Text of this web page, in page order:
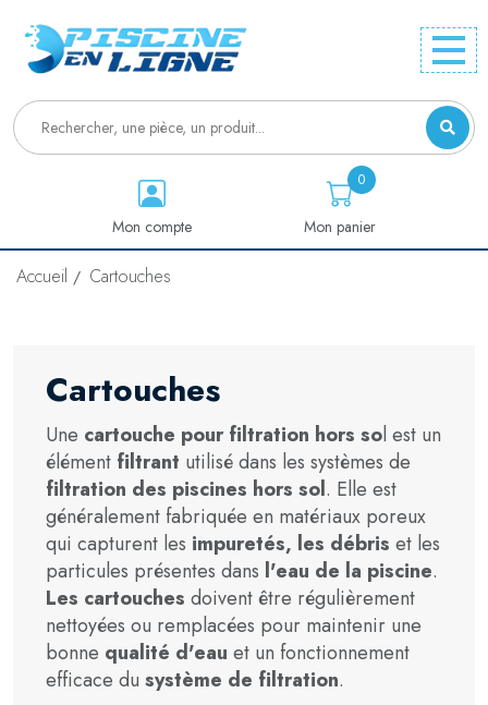
Mon compte Mon panier
0
Accueil Cartouches
Cartouches
Une cartouche pour filtration hors sol est un
élément filtrant utilisé dans les systèmes de
filtration des piscines hors sol. Elle est
généralement fabriquée en matériaux poreux
qui capturent les impuretés, les débris et les
particules présentes dans l'eau de la piscine.
Les cartouches doivent être régulièrement
nettoyées ou remplacées pour maintenir une
bonne qualité d'eau et un fonctionnement
efficace du système de filtration.